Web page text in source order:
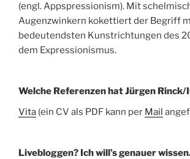
(engl. Appspressionism). Mit
Augenzwinkern kokettiert der Begriff
bedeutendsten Kunstrichtungen des
dem Expressionismus.
Welche Referenzen hat Jürgen
Vita (ein CV als PDF kann per Mail
Livebloggen? Ich will’s genauer